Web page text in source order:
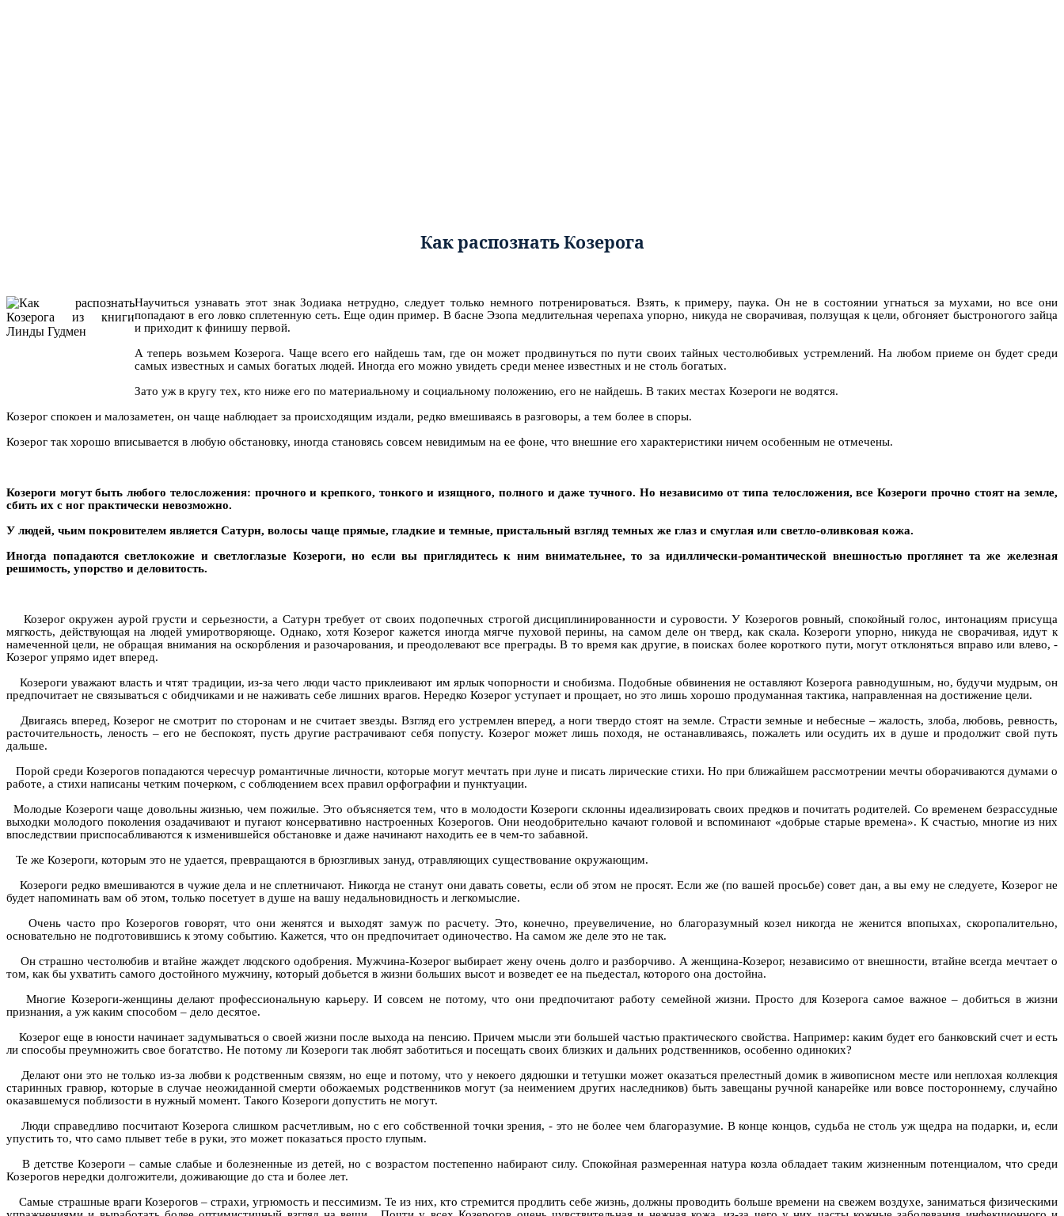
Как распознатьКозерога
Научиться узнавать этот знак Зодиака нетрудно, следует только немного потренироваться. Взять, к примеру, паука.Он не в состоянии угнаться за мухами, но все они
попадают в его ловко сплетенную сеть. Еще один пример. В басне Эзопа медлительная черепаха упорно, никуда не сворачивая, ползущая к цели, обгоняет быстроногого зайца
и приходит к финишу первой.
А теперь возьмем Козерога. Чаще всего его найдешь там, где он может продвинуться по пути своих тайных честолюбивых устремлений. На любом приеме он будет среди
самых известных и самых богатых людей. Иногда его можно увидеть среди менее известных и не столь богатых.
Зато уж в кругу тех, кто ниже его по материальному и социальному положению, его не найдешь. В таких местах Козероги не водятся.
Козерог спокоен и малозаметен, он чаще наблюдает за происходящим издали, редко вмешиваясь в разговоры, а тем более в споры.
Козерог так хорошо вписывается в любую обстановку, иногда становясь совсем невидимым на ее фоне, что внешние его характеристики ничем особенным не отмечены.
Козероги могут быть любого телосложения: прочного и крепкого, тонкого и изящного, полного и даже тучного. Но независимо от типа телосложения, все Козероги прочно стоят на земле,
сбить их с ног практически невозможно.
У людей, чьим покровителем является Сатурн, волосы чаще прямые, гладкие и темные, пристальный взгляд темных же глаз и смуглая или светло-оливковая кожа.
Иногда попадаются светлокожие и светлоглазые Козероги, но если вы приглядитесь к ним внимательнее, то за идиллически-романтической внешностью проглянет та же железная
решимость, упорство и деловитость.
Козерог окружен аурой грусти и серьезности, а Сатурн требует от своих подопечных строгой дисциплинированности и суровости. У Козерогов ровный, спокойный голос, интонациям присуща
мягкость, действующая на людей умиротворяюще. Однако, хотя Козерог кажется иногда мягче пуховой перины, на самом деле он тверд, как скала. Козероги упорно, никуда не сворачивая, идут к
намеченной цели, не обращая внимания на оскорбления и разочарования, и преодолевают все преграды. В то время как другие, в поисках более короткого пути, могут отклоняться вправо или влево, -
Козерог упрямо идет вперед.
Козероги уважают власть и чтят традиции, из-за чего люди часто приклеивают им ярлык чопорности и снобизма. Подобные обвинения не оставляют Козерога равнодушным, но, будучи мудрым, он
предпочитает не связываться с обидчиками и не наживать себе лишних врагов. Нередко Козерог уступает и прощает, но это лишь хорошо продуманная тактика, направленная на достижение цели.
Двигаясь вперед, Козерог не смотрит по сторонам и не считает звезды. Взгляд его устремлен вперед, а ноги твердо стоят на земле. Страсти земные и небесные – жалость, злоба, любовь, ревность,
расточительность, леность – его не беспокоят, пусть другие растрачивают себя попусту. Козерог может лишь походя, не останавливаясь, пожалеть или осудить их в душе и продолжит свой путь
дальше.
Порой среди Козерогов попадаются чересчур романтичные личности, которые могут мечтать при луне и писать лирические стихи. Но при ближайшем рассмотрении мечты оборачиваются думами о
работе, а стихи написаны четким почерком, с соблюдением всех правил орфографии и пунктуации.
Молодые Козероги чаще довольны жизнью, чем пожилые. Это объясняется тем, что в молодости Козероги склонны идеализировать своих предков и почитать родителей. Со временем безрассудные
выходки молодого поколения озадачивают и пугают консервативно настроенных Козерогов. Они неодобрительно качают головой и вспоминают «добрые старые времена». К счастью, многие из них
впоследствии приспосабливаются к изменившейся обстановке и даже начинают находить ее в чем-то забавной.
Те же Козероги, которым это не удается, превращаются в брюзгливых зануд, отравляющих существование окружающим.
Козероги редко вмешиваются в чужие дела и не сплетничают. Никогда не станут они давать советы, если об этом не просят. Если же (по вашей просьбе) совет дан, а вы ему не следуете, Козерог не
будет напоминать вам об этом, только посетует в душе на вашу недальновидность и легкомыслие.
Очень часто про Козерогов говорят, что они женятся и выходят замуж по расчету. Это, конечно, преувеличение, но благоразумный козел никогда не женится впопыхах, скоропалительно,
основательно не подготовившись к этому событию. Кажется, что он предпочитает одиночество. На самом же деле это не так.
Он страшно честолюбив и втайне жаждет людского одобрения. Мужчина-Козерог выбирает жену очень долго и разборчиво. А женщина-Козерог, независимо от внешности, втайне всегда мечтает о
том, как бы ухватить самого достойного мужчину, который добьется в жизни больших высот и возведет ее на пьедестал, которого она достойна.
Многие Козероги-женщины делают профессиональную карьеру. И совсем не потому, что они предпочитают работу семейной жизни. Просто для Козерога самое важное – добиться в жизни
признания, а уж каким способом – дело десятое.
Козерог еще в юности начинает задумываться о своей жизни после выхода на пенсию. Причем мысли эти большей частью практического свойства. Например: каким будет его банковский счет и есть
ли способы преумножить свое богатство. Не потому ли Козероги так любят заботиться и посещать своих близких и дальних родственников, особенно одиноких?
Делают они это не только из-за любви к родственным связям, но еще и потому, что у некоего дядюшки и тетушки может оказаться прелестный домик в живописном месте или неплохая коллекция
старинных гравюр, которые в случае неожиданной смерти обожаемых родственников могут (за неимением других наследников) быть завещаны ручной канарейке или вовсе постороннему, случайно
оказавшемуся поблизости в нужный момент. Такого Козероги допустить не могут.
Люди справедливо посчитают Козерога слишком расчетливым, но с его собственной точки зрения, - это не более чем благоразумие. В конце концов, судьба не столь уж щедра на подарки, и, если
упустить то, что само плывет тебе в руки, это может показаться просто глупым.
В детстве Козероги – самые слабые и болезненные из детей, но с возрастом постепенно набирают силу. Спокойная размеренная натура козла обладает таким жизненным потенциалом, что среди
Козерогов нередки долгожители, доживающие до ста и более лет.
Самые страшные враги Козерогов – страхи, угрюмость и пессимизм. Те из них, кто стремится продлить себе жизнь, должны проводить больше времени на свежем воздухе, заниматься физическими